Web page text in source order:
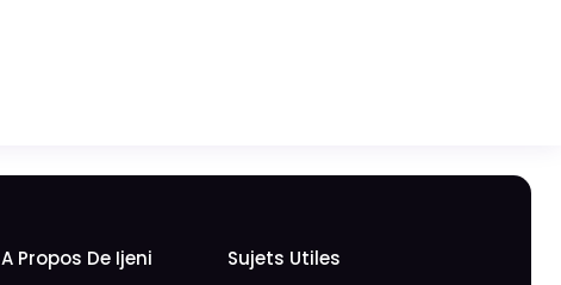
A Propos De Ijeni
Sujets Utiles